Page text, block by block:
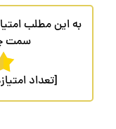
به این مطلب
سمت
[تعداد